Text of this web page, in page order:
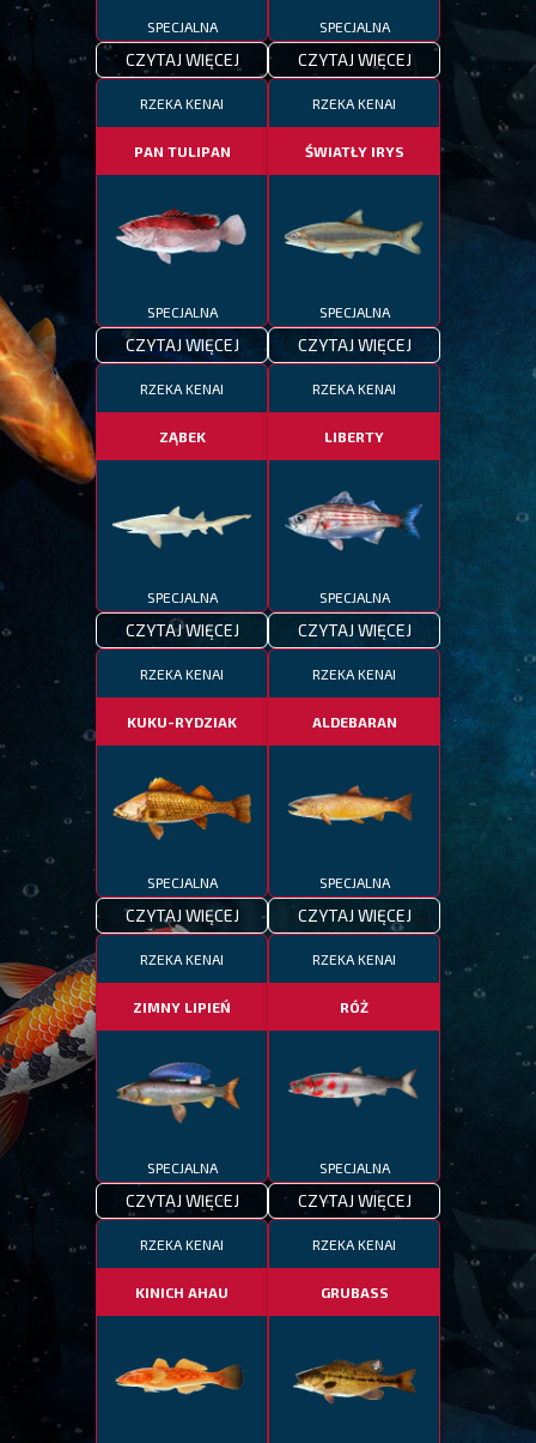
SPECJALNA
CZYTAJ WIĘCEJ
SPECJALNA
CZYTAJ WIĘCEJ
RZEKA KENAI
PAN TULIPAN
SPECJALNA
CZYTAJ WIĘCEJ
RZEKA KENAI
ŚWIATŁY IRYS
SPECJALNA
CZYTAJ WIĘCEJ
RZEKA KENAI
ZĄBEK
SPECJALNA
CZYTAJ WIĘCEJ
RZEKA KENAI
LIBERTY
SPECJALNA
CZYTAJ WIĘCEJ
RZEKA KENAI
KUKU-RYDZIAK
SPECJALNA
CZYTAJ WIĘCEJ
RZEKA KENAI
ALDEBARAN
SPECJALNA
CZYTAJ WIĘCEJ
RZEKA KENAI
ZIMNY LIPIEŃ
SPECJALNA
CZYTAJ WIĘCEJ
RZEKA KENAI
RÓŻ
SPECJALNA
CZYTAJ WIĘCEJ
RZEKA KENAI
KINICH AHAU
RZEKA KENAI
GRUBASS